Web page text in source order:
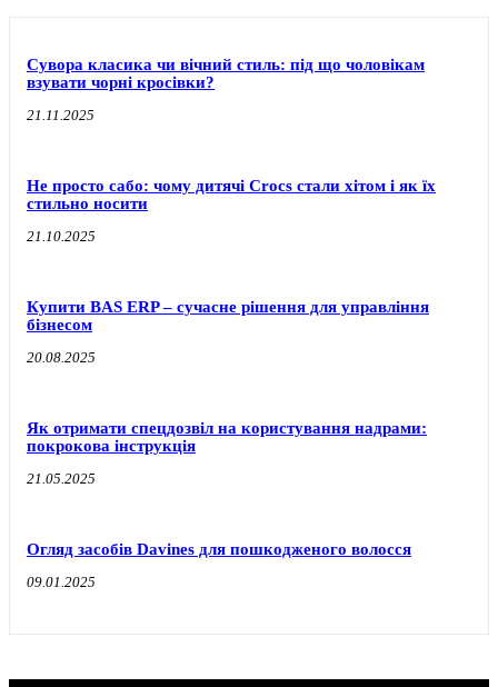
Сувора класика чи вічний стиль: під що чоловікам
взувати чорні кросівки?
21.11.2025
Не просто сабо: чому дитячі Crocs стали хітом і як їх
стильно носити
21.10.2025
Купити BAS ERP – сучасне рішення для управління
бізнесом
20.08.2025
Як отримати спецдозвіл на користування надрами:
покрокова інструкція
21.05.2025
Огляд засобів Davines для пошкодженого волосся
09.01.2025